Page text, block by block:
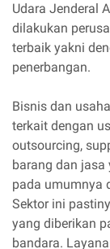
Udara Jenderal
dilakukan
terbaik yakni
penerbangan.
Bisnis dan
terkait dengan
outsourcing,
barang dan jasa
pada umumnya
Sektor ini
yang diberikan
bandara.